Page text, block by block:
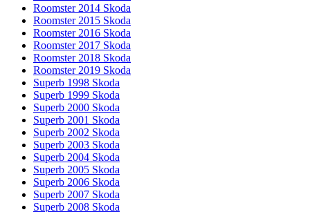
Roomster 2014 Skoda
Roomster 2015 Skoda
Roomster 2016 Skoda
Roomster 2017 Skoda
Roomster 2018 Skoda
Roomster 2019 Skoda
Superb 1998 Skoda
Superb 1999 Skoda
Superb 2000 Skoda
Superb 2001 Skoda
Superb 2002 Skoda
Superb 2003 Skoda
Superb 2004 Skoda
Superb 2005 Skoda
Superb 2006 Skoda
Superb 2007 Skoda
Superb 2008 Skoda